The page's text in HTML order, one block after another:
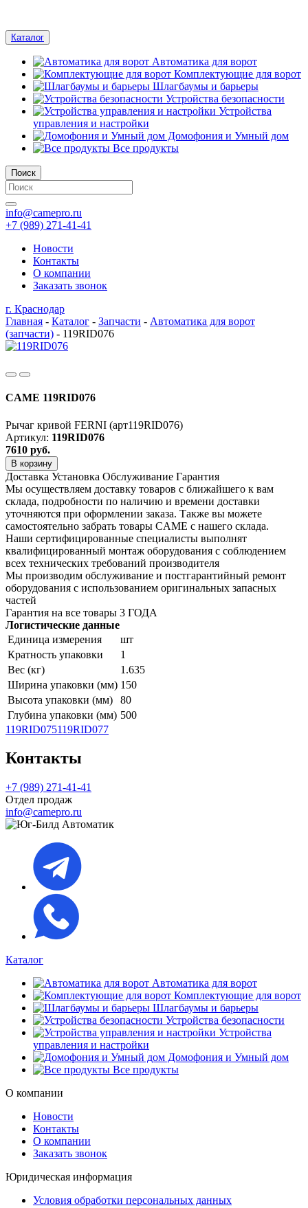
Каталог
Автоматика для ворот
Комплектующие для ворот
Шлагбаумы и барьеры
Устройства безопасности
Устройства
управления и настройки
Домофония и Умный дом
Все продукты
Поиск
info@camepro.ru
+7 (989) 271-41-41
Новости
Контакты
О компании
Заказать звонок
г. Краснодар
Главная - Каталог - Запчасти - Автоматика для ворот
(запчасти) - 119RID076
CAME 119RID076
Рычаг кривой FERNI (арт119RID076)
Артикул: 119RID076
7610 руб.
В корзину
Доставка Установка Обслуживание Гарантия
Мы осуществляем доставку товаров с ближайшего к вам
склада, подробности по наличию и времени доставки
уточняются при оформлении заказа. Также вы можете
самостоятельно забрать товары CAME с нашего склада.
Наши сертифицированные специалисты выполнят
квалифицированный монтаж оборудования с соблюдением
всех технических требований производителя
Мы производим обслуживание и постгарантийный ремонт
оборудования с использованием оригинальных запасных
частей
Гарантия на все товары 3 ГОДА
Логистические данные
Единица измерения
шт
Кратность упаковки
1
Вес (кг)
1.635
Ширина упаковки (мм) 150
Высота упаковки (мм)
80
Глубина упаковки (мм) 500
119RID075119RID077
Контакты
+7 (989) 271-41-41
Отдел продаж
info@camepro.ru
Каталог
Автоматика для ворот
Комплектующие для ворот
Шлагбаумы и барьеры
Устройства безопасности
Устройства
управления и настройки
Домофония и Умный дом
Все продукты
О компании
Новости
Контакты
О компании
Заказать звонок
Юридическая информация
Условия обработки персональных данных